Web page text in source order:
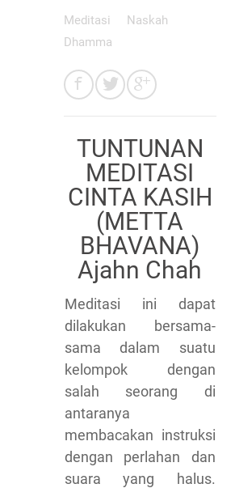
Meditasi
Naskah
Dhamma
TUNTUNAN
MEDITASI
CINTA KASIH
(METTA
BHAVANA)
Ajahn Chah
Meditasi ini dapat
dilakukan bersama-
sama dalam suatu
kelompok dengan
salah seorang di
antaranya
membacakan instruksi
dengan perlahan dan
suara yang halus.